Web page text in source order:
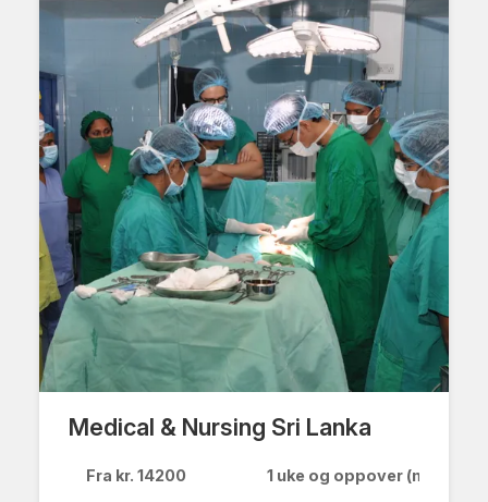
Medical & Nursing Sri Lanka
Fra kr. 14200 1 uke og oppover (minst 4